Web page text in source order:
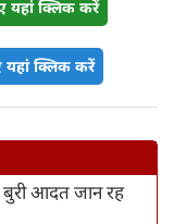
यहां क्लिक करें
यहां क्लिक करें
बुरी आदत जान रह